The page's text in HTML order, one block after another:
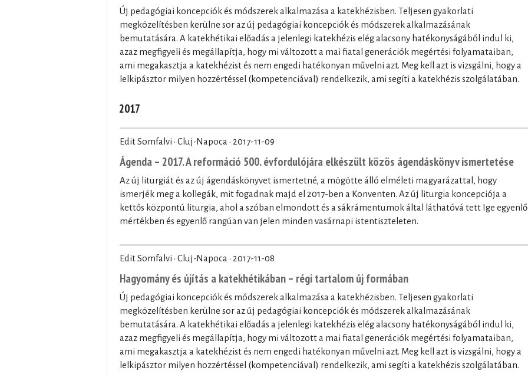
Új pedagógiai koncepciók és módszerek alkalmazása a katekhézisben. Teljesen gyakorlati
megközelítésben kerülne sor az új pedagógiai koncepciók és módszerek alkalmazásának
bemutatására. A katekhétikai előadás a jelenlegi katekhézis elég alacsony hatékonyságából indul ki,
azaz megfigyeli és megállapítja, hogy mi változott a mai fiatal generációk megértési folyamataiban,
ami megakasztja a katekhézist és nem engedi hatékonyan művelni azt. Meg kell azt is vizsgálni, hogy a
lelkipásztor milyen hozzértéssel (kompetenciával) rendelkezik, ami segíti a katekhézis szolgálatában.
2017
Edit Somfalvi · Cluj-Napoca · 2017-11-09
Ágenda – 2017. A reformáció 500. évfordulójára elkészült közös ágendáskönyv ismertetése
Az új liturgiát és az új ágendáskönyvet ismertetné, a mögötte álló elméleti magyarázattal, hogy
ismerjék meg a kollegák, mit fogadnak majd el 2017-ben a Konventen. Az új liturgia koncepciója a
kettős központú liturgia, ahol a szóban elmondott és a sákrámentumok által láthatóvá tett Ige egyenlő
mértékben és egyenlő rangúan van jelen minden vasárnapi istentiszteleten.
Edit Somfalvi · Cluj-Napoca · 2017-11-08
Hagyomány és újítás a katekhétikában – régi tartalom új formában
Új pedagógiai koncepciók és módszerek alkalmazása a katekhézisben. Teljesen gyakorlati
megközelítésben kerülne sor az új pedagógiai koncepciók és módszerek alkalmazásának
bemutatására. A katekhétikai előadás a jelenlegi katekhézis elég alacsony hatékonyságából indul ki,
azaz megfigyeli és megállapítja, hogy mi változott a mai fiatal generációk megértési folyamataiban,
ami megakasztja a katekhézist és nem engedi hatékonyan művelni azt. Meg kell azt is vizsgálni, hogy a
lelkipásztor milyen hozzértéssel (kompetenciával) rendelkezik, ami segíti a katekhézis szolgálatában.